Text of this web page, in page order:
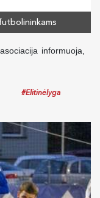
informuoja,
#Elitinėlyga